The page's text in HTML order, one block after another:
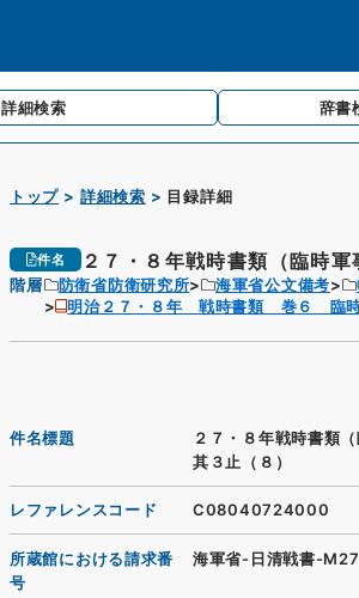
詳細検索 辞書
トップ 詳細検索 目録詳細
件名 ２７・８年戦時書類（臨時
階層 防衛省防衛研究所 海軍省公文備考
明治２７・８年 戦時書類 巻６ 臨
件名標題
２７・８年戦時書類
其３止（８）
レファレンスコード C08040724000
所蔵館における請求番
号
海軍省-日清戦書-